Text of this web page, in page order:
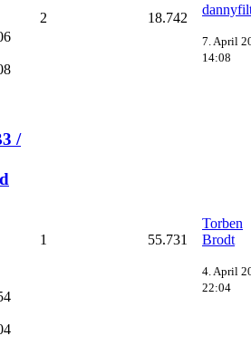
2 18.742
7. April
14:08
/
1 55.731
Torben
Brodt
4. April
22:04